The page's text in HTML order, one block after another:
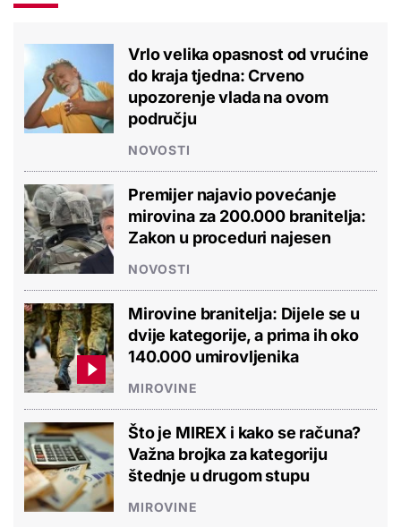
Vrlo velika opasnost od vrućine
do kraja tjedna: Crveno
upozorenje vlada na ovom
području
NOVOSTI
Premijer najavio povećanje
mirovina za 200.000 branitelja:
Zakon u proceduri najesen
NOVOSTI
Mirovine branitelja: Dijele se u
dvije kategorije, a prima ih oko
140.000 umirovljenika
MIROVINE
Što je MIREX i kako se računa?
Važna brojka za kategoriju
štednje u drugom stupu
MIROVINE